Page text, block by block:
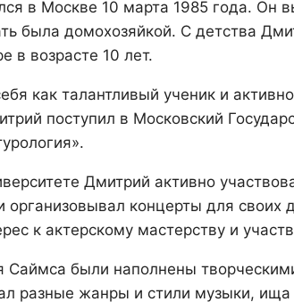
в Москве 10 марта 1985 года. Он
была домохозяйкой. С детства
в возрасте 10 лет.
как талантливый ученик и
поступил в Московский
Дмитрий активно
организовывал концерты для своих
к актерскому мастерству и
были наполнены
разные жанры и стили музыки,